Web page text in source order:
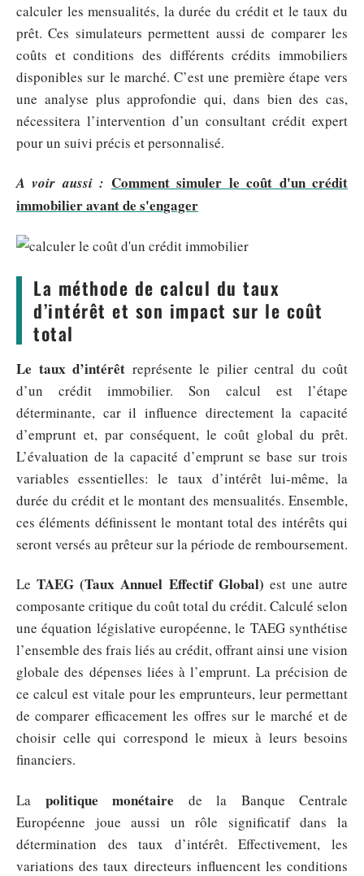
calculer les mensualités, la durée du crédit et le taux du
prêt. Ces simulateurs permettent aussi de comparer les
coûts et conditions des différents crédits immobiliers
disponibles sur le marché. C’est une première étape vers
une analyse plus approfondie qui, dans bien des cas,
nécessitera l’intervention d’un consultant crédit expert
pour un suivi précis et personnalisé.
A voir aussi : Comment simuler le coût d'un crédit
immobilier avant de s'engager
La méthode de calcul du taux
d’intérêt et son impact sur le coût
total
Le taux d’intérêt représente le pilier central du coût
d’un crédit immobilier. Son calcul est l’étape
déterminante, car il influence directement la capacité
d’emprunt et, par conséquent, le coût global du prêt.
L’évaluation de la capacité d’emprunt se base sur trois
variables essentielles: le taux d’intérêt lui-même, la
durée du crédit et le montant des mensualités. Ensemble,
ces éléments définissent le montant total des intérêts qui
seront versés au prêteur sur la période de remboursement.
LeTAEG (Taux Annuel Effectif Global) est une autre
composante critique du coût total du crédit. Calculé selon
une équation législative européenne, le TAEG synthétise
l’ensemble des frais liés au crédit, offrant ainsi une vision
globale des dépenses liées à l’emprunt. La précision de
ce calcul est vitale pour les emprunteurs, leur permettant
de comparer efficacement les offres sur le marché et de
choisir celle qui correspond le mieux à leurs besoins
financiers.
La politique monétaire de la Banque Centrale
Européenne joue aussi un rôle significatif dans la
détermination des taux d’intérêt. Effectivement, les
variations des taux directeurs influencent les conditions